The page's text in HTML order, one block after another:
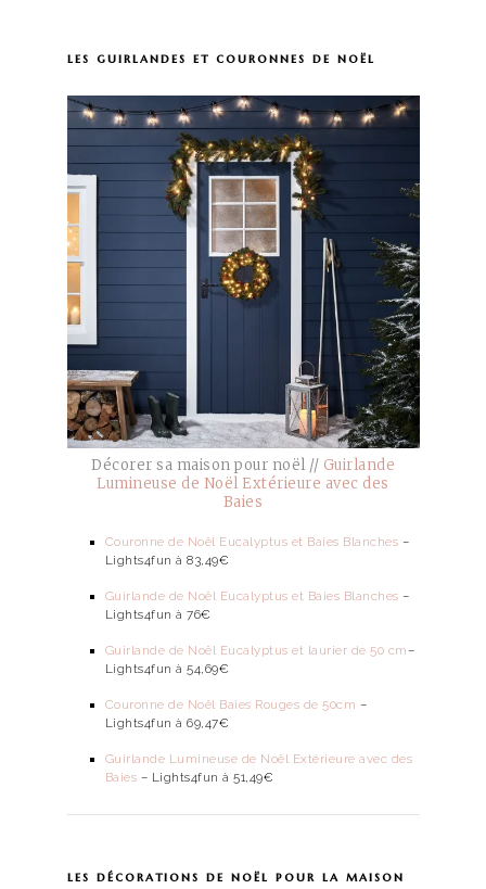
les guirlandes et couronnes de noël
Décorer sa maison pour noël // Guirlande
Lumineuse de Noël Extérieure avec des
Baies
Couronne de Noël Eucalyptus et Baies Blanches –
Lights4fun à 83,49€
Guirlande de Noël Eucalyptus et Baies Blanches –
Lights4fun à 76€
Guirlande de Noël Eucalyptus et laurier de 50 cm–
Lights4fun à 54,69€
Couronne de Noël Baies Rouges de 50cm –
Lights4fun à 69,47€
Guirlande Lumineuse de Noël Extérieure avec des
Baies – Lights4fun à 51,49€
les décorations de noël pour la maison